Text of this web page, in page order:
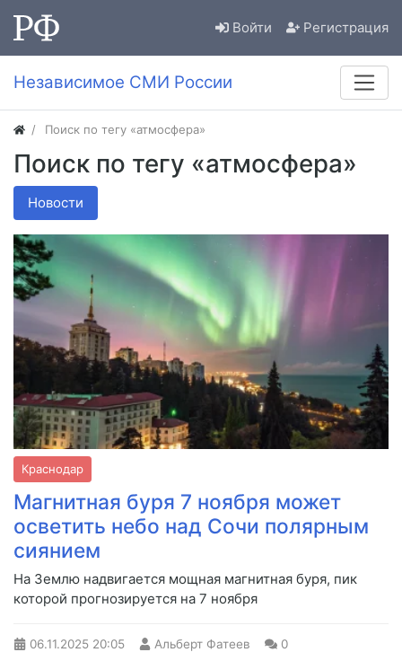
Войти Регистрация
Независимое СМИ России
Поиск по тегу «атмосфера»
Поиск по тегу «атмосфера»
Новости
Краснодар
Магнитная буря 7 ноября может
осветить небо над Сочи полярным
сиянием
На Землю надвигается мощная магнитная буря, пик
которой прогнозируется на 7 ноября
06.11.2025 20:05 Альберт Фатеев 0